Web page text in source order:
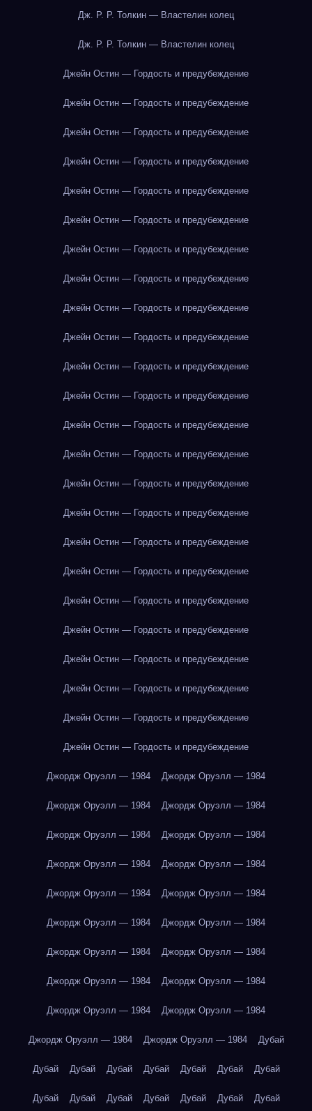
Дж. Р. Р. Толкин — Властелин колец
Дж. Р. Р. Толкин — Властелин колец
Джейн Остин — Гордость и предубеждение
Джейн Остин — Гордость и предубеждение
Джейн Остин — Гордость и предубеждение
Джейн Остин — Гордость и предубеждение
Джейн Остин — Гордость и предубеждение
Джейн Остин — Гордость и предубеждение
Джейн Остин — Гордость и предубеждение
Джейн Остин — Гордость и предубеждение
Джейн Остин — Гордость и предубеждение
Джейн Остин — Гордость и предубеждение
Джейн Остин — Гордость и предубеждение
Джейн Остин — Гордость и предубеждение
Джейн Остин — Гордость и предубеждение
Джейн Остин — Гордость и предубеждение
Джейн Остин — Гордость и предубеждение
Джейн Остин — Гордость и предубеждение
Джейн Остин — Гордость и предубеждение
Джейн Остин — Гордость и предубеждение
Джейн Остин — Гордость и предубеждение
Джейн Остин — Гордость и предубеждение
Джейн Остин — Гордость и предубеждение
Джейн Остин — Гордость и предубеждение
Джейн Остин — Гордость и предубеждение
Джейн Остин — Гордость и предубеждение
Джордж Оруэлл — 1984 Джордж Оруэлл — 1984
Джордж Оруэлл — 1984 Джордж Оруэлл — 1984
Джордж Оруэлл — 1984 Джордж Оруэлл — 1984
Джордж Оруэлл — 1984 Джордж Оруэлл — 1984
Джордж Оруэлл — 1984 Джордж Оруэлл — 1984
Джордж Оруэлл — 1984 Джордж Оруэлл — 1984
Джордж Оруэлл — 1984 Джордж Оруэлл — 1984
Джордж Оруэлл — 1984 Джордж Оруэлл — 1984
Джордж Оруэлл — 1984 Джордж Оруэлл — 1984
Джордж Оруэлл — 1984 Джордж Оруэлл — 1984 Дубай
Дубай Дубай Дубай Дубай Дубай Дубай Дубай
Дубай Дубай Дубай Дубай Дубай Дубай Дубай